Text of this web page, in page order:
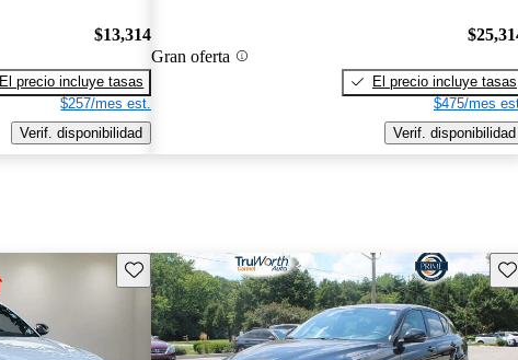
$13,314
El precio incluye tasas
$257/mes est.
Verif. disponibilidad
Gran oferta
El precio incluye tasas
$475/mes
Verif. disponibilidad
Guarda este Aviso